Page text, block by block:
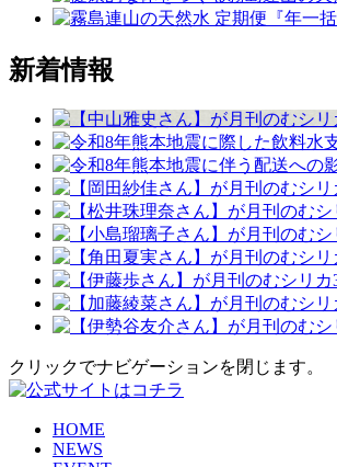
新着情報
クリックでナビゲーションを閉じます。
HOME
NEWS